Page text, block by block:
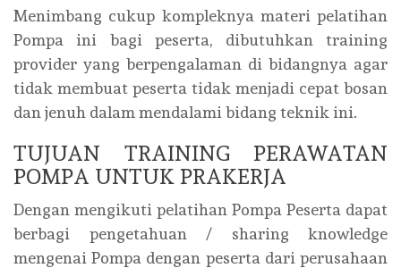
Menimbang cukup kompleknya materi pelatihan
Pompa ini bagi peserta, dibutuhkan training
provider yang berpengalaman di bidangnya agar
tidak membuat peserta tidak menjadi cepat bosan
dan jenuh dalam mendalami bidang teknik ini.
TUJUAN TRAINING PERAWATAN
POMPA UNTUK PRAKERJA
Dengan mengikuti pelatihan Pompa Peserta dapat
berbagi pengetahuan / sharing knowledge
mengenai Pompa dengan peserta dari perusahaan